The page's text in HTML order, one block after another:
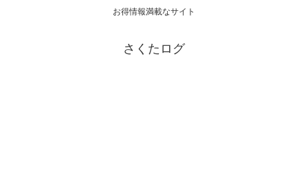
お得情報満載なサイト
さくたログ